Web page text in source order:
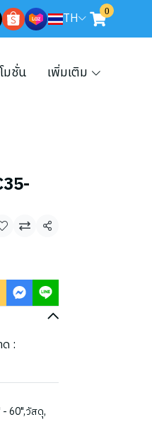
TH 0
มชั่น เพิ่มเติม
แชร์
:
- 60",วัสดุ,